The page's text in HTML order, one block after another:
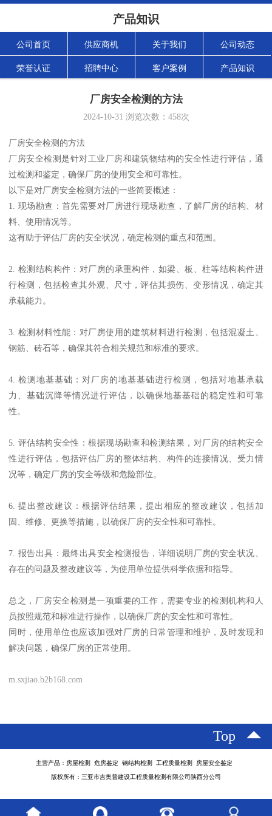
产品知识
公司首页 供应商机 关于我们 公司动态
荣誉认证 招聘中心 客户案例 产品知识
厂房安全检测的方法
2024-10-31 浏览次数： 458次
厂房安全检测的方法
厂房安全检测是针对工业厂房和建筑物结构的安全性进行评估，通
过检测和鉴定，确保厂房的使用安全和可靠性。
以下是对厂房安全检测方法的一些简要概述：
1. 现场勘查：首先需要对厂房进行现场勘查，了解厂房的结构、材
料、使用情况等。
这有助于评估厂房的安全状况，确定检测的重点和范围。
2. 检测结构构件：对厂房的承重构件，如梁、板、柱等结构构件进
行检测，包括检查其外观、尺寸，评估其损伤、变形情况，确定其
承载能力。
3. 检测材料性能：对厂房使用的建筑材料进行检测，包括混凝土、
钢筋、砖石等，确保其符合相关规范和标准的要求。
4. 检测地基基础：对厂房的地基基础进行检测，包括对地基承载
力、基础沉降等情况进行评估，以确保地基基础的稳定性和可靠
性。
5. 评估结构安全性：根据现场勘查和检测结果，对厂房的结构安全
性进行评估，包括评估厂房的整体结构、构件的连接情况、受力情
况等，确定厂房的安全等级和危险部位。
6. 提出整改建议：根据评估结果，提出相应的整改建议，包括加
固、维修、更换等措施，以确保厂房的安全性和可靠性。
7. 报告出具：最终出具安全检测报告，详细说明厂房的安全状况、
存在的问题及整改建议等，为使用单位提供科学依据和指导。
总之，厂房安全检测是一项重要的工作，需要专业的检测机构和人
员按照规范和标准进行操作，以确保厂房的安全性和可靠性。
同时，使用单位也应该加强对厂房的日常管理和维护，及时发现和
解决问题，确保厂房的正常使用。
m.sxjiao.b2b168.com
Top
主营产品：房屋检测 危房鉴定 钢结构检测 工程质量检测 房屋安全鉴定
版权所有：三亚市吉奥普建设工程质量检测有限公司陕西分公司